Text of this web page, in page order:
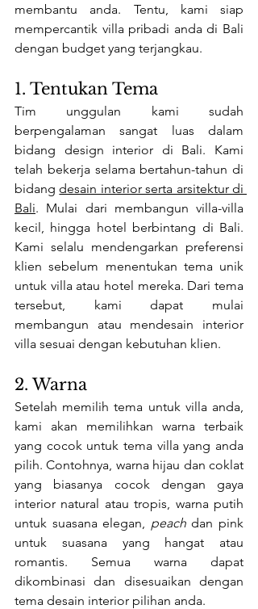
membantu anda. Tentu, kami siap
mempercantik villa pribadi anda di Bali
dengan budget yang terjangkau.
1. Tentukan Tema
Tim unggulan kami sudah
berpengalaman sangat luas dalam
bidang design interior di Bali. Kami
telah bekerja selama bertahun-tahun di
bidang desain interior serta arsitektur di
Bali. Mulai dari membangun villa-villa
kecil, hingga hotel berbintang di Bali.
Kami selalu mendengarkan preferensi
klien sebelum menentukan tema unik
untuk villa atau hotel mereka. Dari tema
tersebut, kami dapat mulai
membangun atau mendesain interior
villa sesuai dengan kebutuhan klien.
2. Warna
Setelah memilih tema untuk villa anda,
kami akan memilihkan warna terbaik
yang cocok untuk tema villa yang anda
pilih. Contohnya, warna hijau dan coklat
yang biasanya cocok dengan gaya
interior natural atau tropis, warna putih
untuk suasana elegan, peach dan pink
untuk suasana yang hangat atau
romantis. Semua warna dapat
dikombinasi dan disesuaikan dengan
tema desain interior pilihan anda.